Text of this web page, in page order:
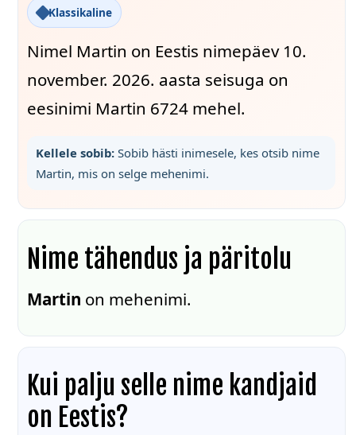
Klassikaline
Nimel Martin on Eestis nimepäev 10.
november. 2026. aasta seisuga on
eesinimi Martin 6724 mehel.
Kellele sobib:Sobib hästi inimesele, kes otsib nime
Martin, mis on selge mehenimi.
Nime tähendus ja päritolu
Martin on mehenimi.
Kui palju selle nime kandjaid
on Eestis?